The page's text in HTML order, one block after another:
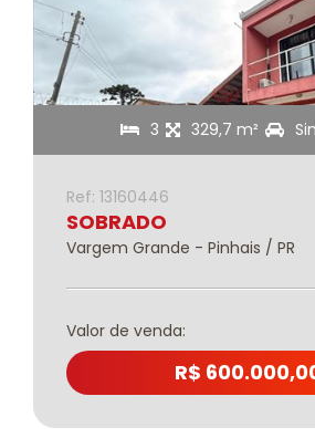
3 329,7 m²
Ref: 13160446
SOBRADO
Vargem Grande - Pinhais / PR
Valor de venda:
R$